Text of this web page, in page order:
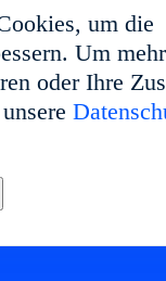
Cloud
in mit
Nutzung auf.
App-
um die
Um
oder Ihre